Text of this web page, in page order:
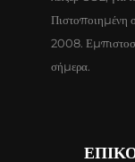
Πιστοποιημένη
2008.
σήμερα.